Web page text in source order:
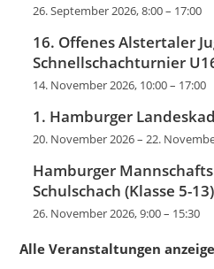
26. September 2026, 8:00– 17:00
16. Offenes Alstertaler
Schnellschachturnier
14. November 2026, 10:00– 17:00
1. Hamburger
20. November 2026–22.
Hamburger
Schulschach (Klasse 5-13)
26. November 2026, 9:00– 15:30
Alle Veranstaltungen